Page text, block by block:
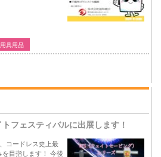
具用品
フェスティバルに出展します！
コードレス史上最
目指します！ 今後